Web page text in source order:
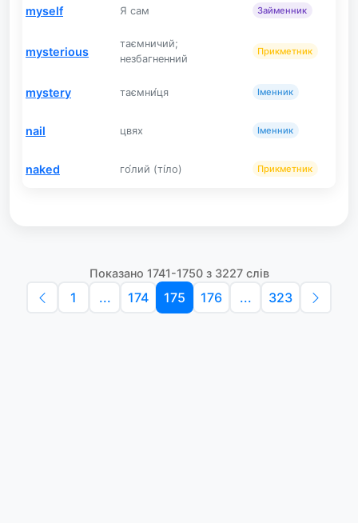
myself Я сам Займенник
mysterious
таємничий;
незбагненний
Прикметник
mystery таємни́ця Іменник
nail цвях Іменник
naked го́лий (ті́ло) Прикметник
Показано 1741-1750 з 3227 слів
1 ... 174 175 176 ... 323